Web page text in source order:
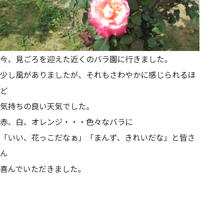
今、見ごろを迎えた近くのバラ園に行きました。
少し風がありましたが、それもさわやかに感じられるほ
ど
気持ちの良い天気でした。
赤、白、オレンジ・・・色々なバラに
「いい、花っこだなぁ」「まんず、きれいだな」と皆さ
ん
喜んでいただきました。